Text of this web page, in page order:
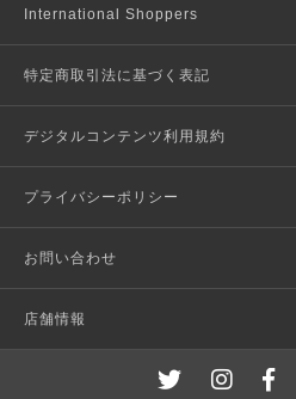
International Shoppers
特定商取引法に基づく表記
デジタルコンテンツ利用規約
プライバシーポリシー
お問い合わせ
店舗情報